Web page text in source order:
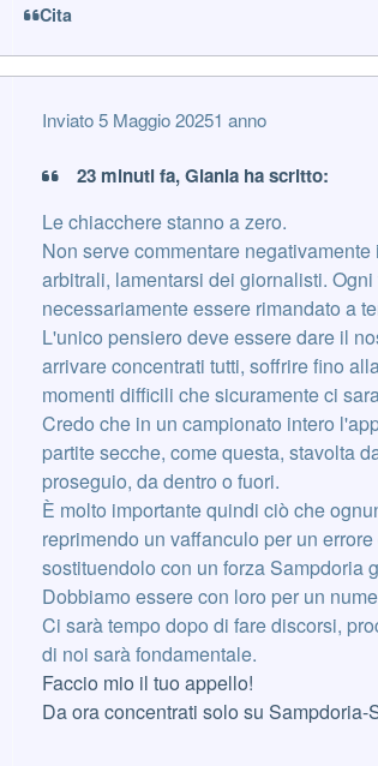
Cita
Inviato5 Maggio 20251 anno
23 minuti fa, Gianla ha scritto:
Le chiacchere stanno a zero.
Non serve commentare
arbitrali, lamentarsi dei giornalisti.
necessariamente essere rimandato a
L'unico pensiero deve essere dare il
arrivare concentrati tutti, soffrire fino
momenti difficili che sicuramente ci
Credo che in un campionato intero
partite secche, come questa, stavolta
proseguio, da dentro o fuori.
È molto importante quindi ciò che
reprimendo un vaffanculo per un
sostituendolo con un forza Sampdoria
Dobbiamo essere con loro per un
Ci sarà tempo dopo di fare discorsi,
di noi sarà fondamentale.
Faccio mio il tuo appello!
Da ora concentrati solo su Sampdoria-